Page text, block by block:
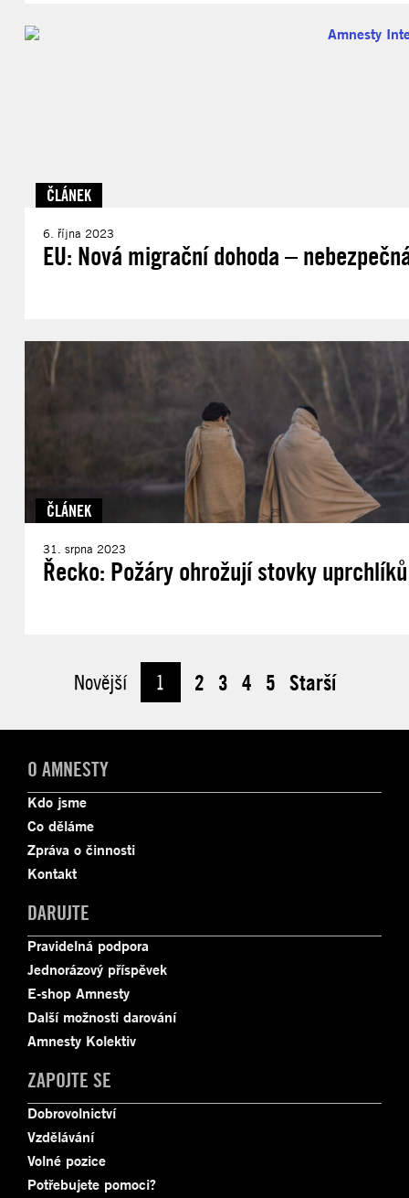
ČLÁNEK
6. října 2023
EU: Nová migrační dohoda –
ČLÁNEK
31. srpna 2023
Řecko: Požáry ohrožují stovky uprchlíků
Novější 1 2 3 4 5 Starší
O AMNESTY
Kdo jsme
Co děláme
Zpráva o činnosti
Kontakt
DARUJTE
Pravidelná podpora
Jednorázový příspěvek
E-shop Amnesty
Další možnosti darování
Amnesty Kolektiv
ZAPOJTE SE
Dobrovolnictví
Vzdělávání
Volné pozice
Potřebujete pomoci?